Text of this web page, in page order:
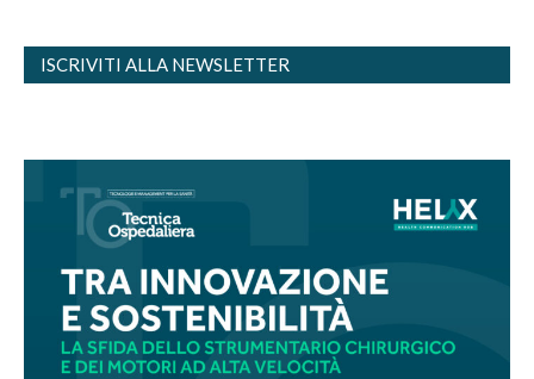
ISCRIVITI ALLA NEWSLETTER